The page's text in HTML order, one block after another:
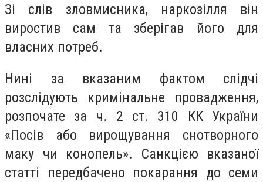
Зі слів зловмисника, наркозілля він
виростив сам та зберігав його для
власних потреб.
Нині за вказаним фактом слідчі
розслідують кримінальне провадження,
розпочате за ч. 2 ст. 310 КК України
«Посів або вирощування снотворного
маку чи конопель». Санкцією вказаної
статті передбачено покарання до семи